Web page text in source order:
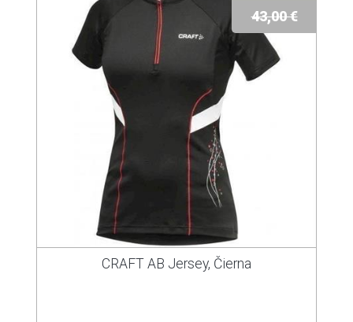
43,00 €
CRAFT AB Jersey, Čierna